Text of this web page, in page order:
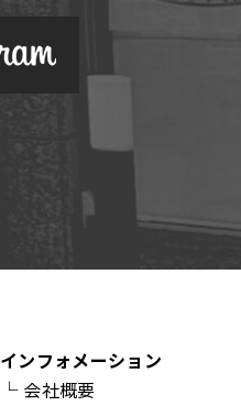
インフォメーション
└ 会社概要